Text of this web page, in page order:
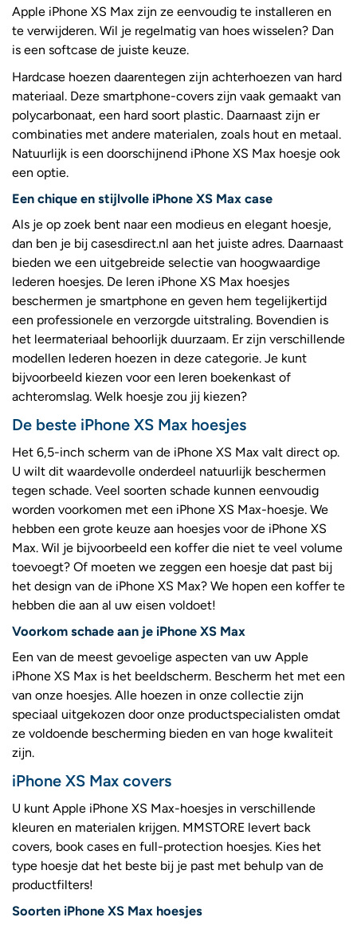
Apple iPhone XS Max zijn ze eenvoudig te installeren en
te verwijderen. Wil je regelmatig van hoes wisselen? Dan
is een softcase de juiste keuze.
Hardcase hoezen daarentegen zijn achterhoezen van hard
materiaal. Deze smartphone-covers zijn vaak gemaakt van
polycarbonaat, een hard soort plastic. Daarnaast zijn er
combinaties met andere materialen, zoals hout en metaal.
Natuurlijk is een doorschijnend iPhone XS Max hoesje ook
een optie.
Een chique en stijlvolle iPhone XS Max case
Als je op zoek bent naar een modieus en elegant hoesje,
dan ben je bij casesdirect.nl aan het juiste adres. Daarnaast
bieden we een uitgebreide selectie van hoogwaardige
lederen hoesjes. De leren iPhone XS Max hoesjes
beschermen je smartphone en geven hem tegelijkertijd
een professionele en verzorgde uitstraling. Bovendien is
het leermateriaal behoorlijk duurzaam. Er zijn verschillende
modellen lederen hoezen in deze categorie. Je kunt
bijvoorbeeld kiezen voor een leren boekenkast of
achteromslag. Welk hoesje zou jij kiezen?
De beste iPhone XS Max hoesjes
Het 6,5-inch scherm van de iPhone XS Max valt direct op.
U wilt dit waardevolle onderdeel natuurlijk beschermen
tegen schade. Veel soorten schade kunnen eenvoudig
worden voorkomen met een iPhone XS Max-hoesje. We
hebben een grote keuze aan hoesjes voor de iPhone XS
Max. Wil je bijvoorbeeld een koffer die niet te veel volume
toevoegt? Of moeten we zeggen een hoesje dat past bij
het design van de iPhone XS Max? We hopen een koffer te
hebben die aan al uw eisen voldoet!
Voorkom schade aan je iPhone XS Max
Een van de meest gevoelige aspecten van uw Apple
iPhone XS Max is het beeldscherm. Bescherm het met een
van onze hoesjes. Alle hoezen in onze collectie zijn
speciaal uitgekozen door onze productspecialisten omdat
ze voldoende bescherming bieden en van hoge kwaliteit
zijn.
iPhone XS Max covers
U kunt Apple iPhone XS Max-hoesjes in verschillende
kleuren en materialen krijgen. MMSTORE levert back
covers, book cases en full-protection hoesjes. Kies het
type hoesje dat het beste bij je past met behulp van de
productfilters!
Soorten iPhone XS Max hoesjes